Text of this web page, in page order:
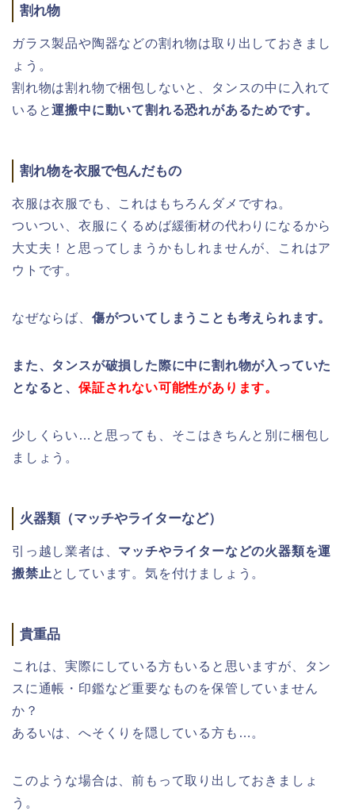
割れ物
ガラス製品や陶器などの割れ物は取り出しておきまし
ょう。
割れ物は割れ物で梱包しないと、タンスの中に入れて
いると運搬中に動いて割れる恐れがあるためです。
割れ物を衣服で包んだもの
衣服は衣服でも、これはもちろんダメですね。
ついつい、衣服にくるめば緩衝材の代わりになるから
大丈夫！と思ってしまうかもしれませんが、これはア
ウトです。
なぜならば、 傷がついてしまうことも考えられます。
また、タンスが破損した際に中に割れ物が入っていた
となると、 保証されない可能性があります。
少しくらい…と思っても、そこはきちんと別に梱包し
ましょう。
火器類（マッチやライターなど）
引っ越し業者は、 マッチやライターなどの火器類を運
搬禁止としています。気を付けましょう。
貴重品
これは、実際にしている方もいると思いますが、タン
スに通帳・印鑑など重要なものを保管していません
か？
あるいは、へそくりを隠している方も…。
このような場合は、前もって取り出しておきましょ
う。